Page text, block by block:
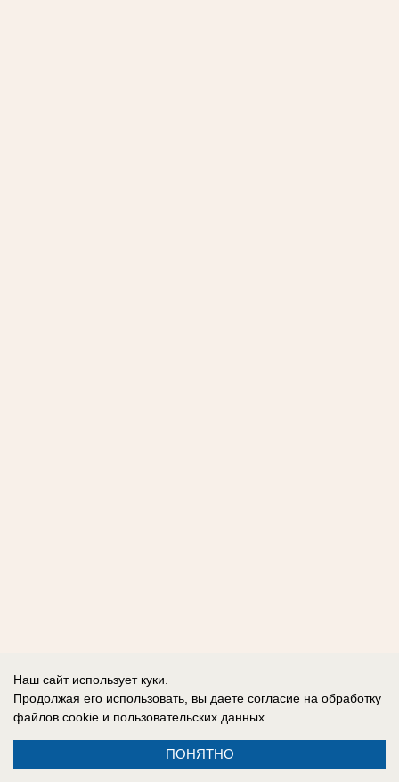
Наш сайт использует куки.
Продолжая его использовать, вы даете согласие на обработку
файлов cookie и пользовательских данных.
ПОНЯТНО